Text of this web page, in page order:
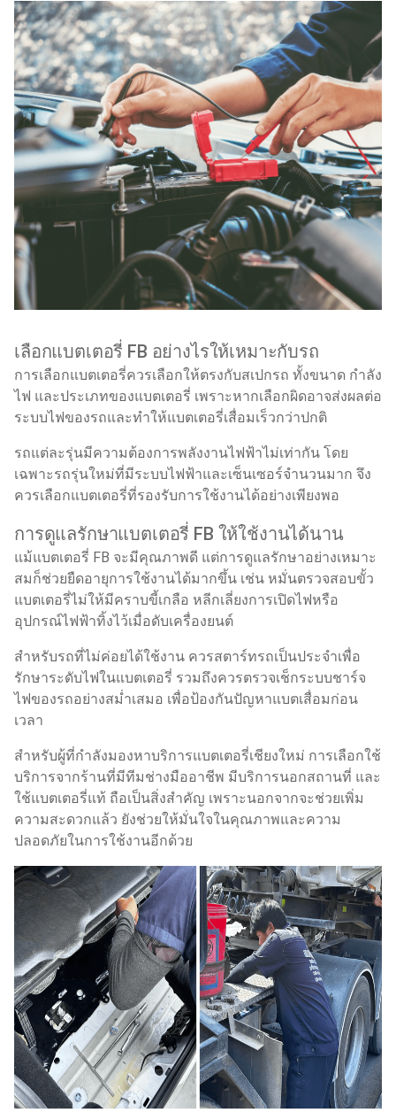
เลือกแบตเตอรี่ FB อย่างไรให้เหมาะกับรถ
การเลือกแบตเตอรี่ควรเลือกให้ตรงกับสเปกรถ ทั้งขนาด กำลัง
ไฟ และประเภทของแบตเตอรี่ เพราะหากเลือกผิดอาจส่งผลต่อ
ระบบไฟของรถและทำให้แบตเตอรี่เสื่อมเร็วกว่าปกติ
รถแต่ละรุ่นมีความต้องการพลังงานไฟฟ้าไม่เท่ากัน โดย
เฉพาะรถรุ่นใหม่ที่มีระบบไฟฟ้าและเซ็นเซอร์จำนวนมาก จึง
ควรเลือกแบตเตอรี่ที่รองรับการใช้งานได้อย่างเพียงพอ
การดูแลรักษาแบตเตอรี่ FB ให้ใช้งานได้นาน
แม้แบตเตอรี่ FB จะมีคุณภาพดี แต่การดูแลรักษาอย่างเหมาะ
สมก็ช่วยยืดอายุการใช้งานได้มากขึ้น เช่น หมั่นตรวจสอบขั้ว
แบตเตอรี่ไม่ให้มีคราบขี้เกลือ หลีกเลี่ยงการเปิดไฟหรือ
อุปกรณ์ไฟฟ้าทิ้งไว้เมื่อดับเครื่องยนต์
สำหรับรถที่ไม่ค่อยได้ใช้งาน ควรสตาร์ทรถเป็นประจำเพื่อ
รักษาระดับไฟในแบตเตอรี่ รวมถึงควรตรวจเช็กระบบชาร์จ
ไฟของรถอย่างสม่ำเสมอ เพื่อป้องกันปัญหาแบตเสื่อมก่อน
เวลา
สำหรับผู้ที่กำลังมองหาบริการแบตเตอรี่เชียงใหม่ การเลือกใช้
บริการจากร้านที่มีทีมช่างมืออาชีพ มีบริการนอกสถานที่ และ
ใช้แบตเตอรี่แท้ ถือเป็นสิ่งสำคัญ เพราะนอกจากจะช่วยเพิ่ม
ความสะดวกแล้ว ยังช่วยให้มั่นใจในคุณภาพและความ
ปลอดภัยในการใช้งานอีกด้วย